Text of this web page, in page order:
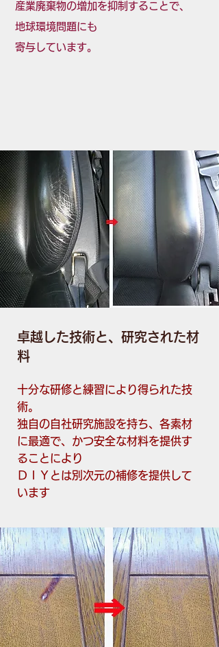
産業廃棄物の増加を抑制することで、
地球環境問題にも
​寄与しています。
卓越した技術と、研究された材
料
十分な研修と練習により得られた技
術。
独自の自社研究施設を持ち、各素材
に最適で、かつ安全な材料を提供す
ることにより
ＤＩＹとは別次元の補修を提供して
います